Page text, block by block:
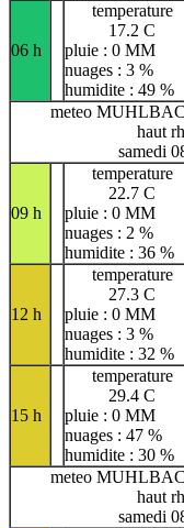
06 h
temperature
17.2 C
pluie : 0 MM
nuages : 3 %
humidite : 49 %
meteo
haut
samedi
09 h
temperature
22.7 C
pluie : 0 MM
nuages : 2 %
humidite : 36 %
12 h
temperature
27.3 C
pluie : 0 MM
nuages : 3 %
humidite : 32 %
15 h
temperature
29.4 C
pluie : 0 MM
nuages : 47 %
humidite : 30 %
meteo
haut
samedi